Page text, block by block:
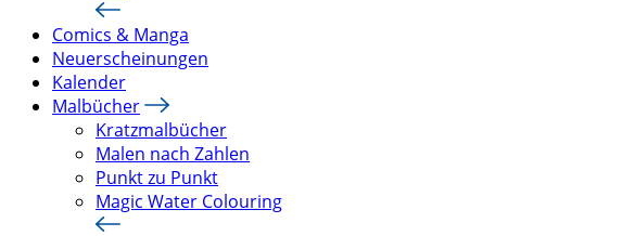
Comics & Manga
Neuerscheinungen
Kalender
Malbücher
Kratzmalbücher
Malen nach Zahlen
Punkt zu Punkt
Magic Water Colouring